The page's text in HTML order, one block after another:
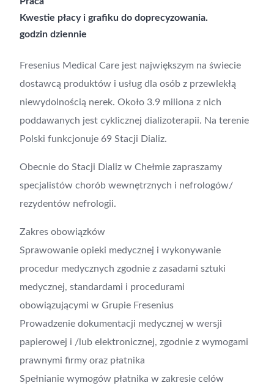
Kwestie płacy i grafiku do doprecyzowania.
godzin dziennie
Fresenius Medical Care jest największym na świecie
dostawcą produktów i usług dla osób z przewlekłą
niewydolnością nerek. Około 3.9 miliona z nich
poddawanych jest cyklicznej dializoterapii. Na terenie
Polski funkcjonuje 69 Stacji Dializ.
Obecnie do Stacji Dializ w Chełmie zapraszamy
specjalistów chorób wewnętrznych i nefrologów/
rezydentów nefrologii.
Zakres obowiązków
Sprawowanie opieki medycznej i wykonywanie
procedur medycznych zgodnie z zasadami sztuki
medycznej, standardami i procedurami
obowiązującymi w Grupie Fresenius
Prowadzenie dokumentacji medycznej w wersji
papierowej i /lub elektronicznej, zgodnie z wymogami
prawnymi firmy oraz płatnika
Spełnianie wymogów płatnika w zakresie celów